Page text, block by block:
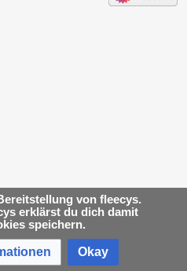
von fleecys.
erklärst du dich damit
speichern.
Okay